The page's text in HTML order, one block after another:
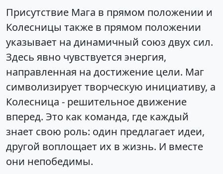
Присутствие Мага в прямом положении и
Колесницы также в прямом положении
указывает на динамичный союз двух сил.
Здесь явно чувствуется энергия,
направленная на достижение цели. Маг
символизирует творческую инициативу, а
Колесница - решительное движение
вперед. Это как команда, где каждый
знает свою роль: один предлагает идеи,
другой воплощает их в жизнь. И вместе
они непобедимы.